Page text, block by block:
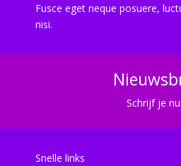
Fusce eget neque posuere,
nisi.
Schrijf je
Snelle links